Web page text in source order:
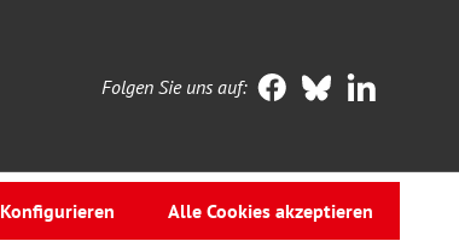
Folgen Sie uns auf:
Konfigurieren Alle Cookies akzeptieren